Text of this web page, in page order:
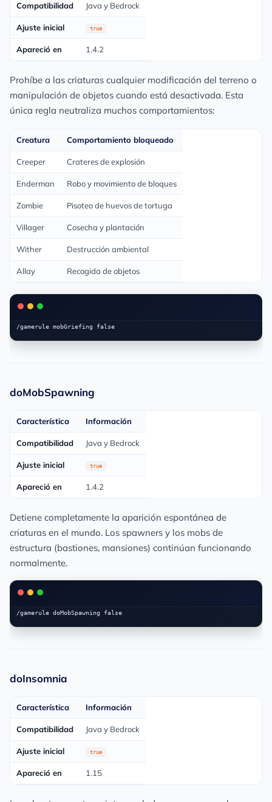
Compatibilidad Java y Bedrock
Ajuste inicial true
Apareció en 1.4.2
Prohíbe a las criaturas cualquier modificación del terreno o
manipulación de objetos cuando está desactivada. Esta
única regla neutraliza muchos comportamientos:
Creatura Comportamiento bloqueado
Creeper Crateres de explosión
Enderman Robo y movimiento de bloques
Zombie Pisoteo de huevos de tortuga
Villager Cosecha y plantación
Wither Destrucción ambiental
Allay Recogida de objetos
doMobSpawning
Característica Información
Compatibilidad Java y Bedrock
Ajuste inicial true
Apareció en 1.4.2
Detiene completamente la aparición espontánea de
criaturas en el mundo. Los spawners y los mobs de
estructura (bastiones, mansiones) continúan funcionando
normalmente.
doInsomnia
Característica Información
Compatibilidad Java y Bedrock
Ajuste inicial true
Apareció en 1.15